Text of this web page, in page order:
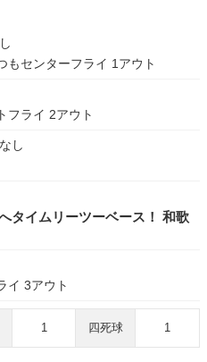
もセンターフライ 1アウト
フライ 2アウト
し
タイムリーツーベース！ 和歌
イ 3アウト
1 四死球 1